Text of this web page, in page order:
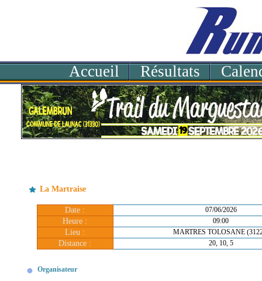
Accueil Résultats
La Martraise
Date : 07/06/2026
Heure : 09:00
Lieu : MARTRES TOLOSANE
Distance : 20, 10, 5
Organisateur